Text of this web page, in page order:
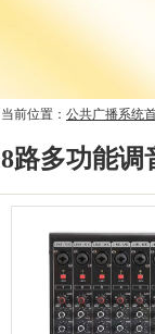
当前位置： 公共广播系统
8路多功能调